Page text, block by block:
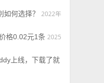
何选择？
2022年
格0.02元1条 2025
上线，下载了就